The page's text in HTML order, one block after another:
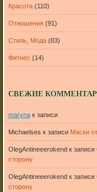
Красота(110)
Отношения(91)
Стиль, Мода(83)
Фитнес (14)
СВЕЖИЕ
marynaк записи
Michaelses к записи Маски
OlegAntineeerokendк записи
сторону
OlegAntineeerokendк записи
сторону